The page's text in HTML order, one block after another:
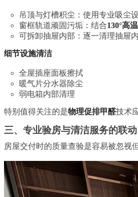
吊顶与灯槽积尘：使用专业吸尘
窗框轨道顽固污垢：结合130°高
可拆卸抽屉内部：逐一清理抽屉
细节设施清洁
全屋插座面板擦拭
暖气片分水器除尘
弱电箱内部清理
特别值得关注的是物理促排甲醛技术
三、专业验房与清洁服务的联动
房屋交付时的质量查验是容易被忽视